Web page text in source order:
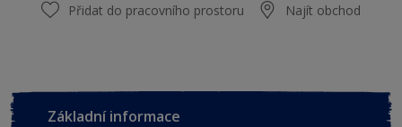
Přidat do pracovního prostoru Najít obchod
Základní informace